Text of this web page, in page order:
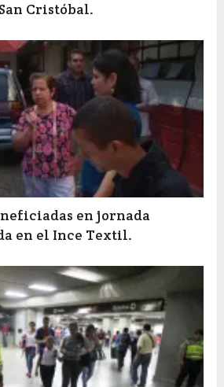
Cristóbal.
en jornada
en el Ince Textil.